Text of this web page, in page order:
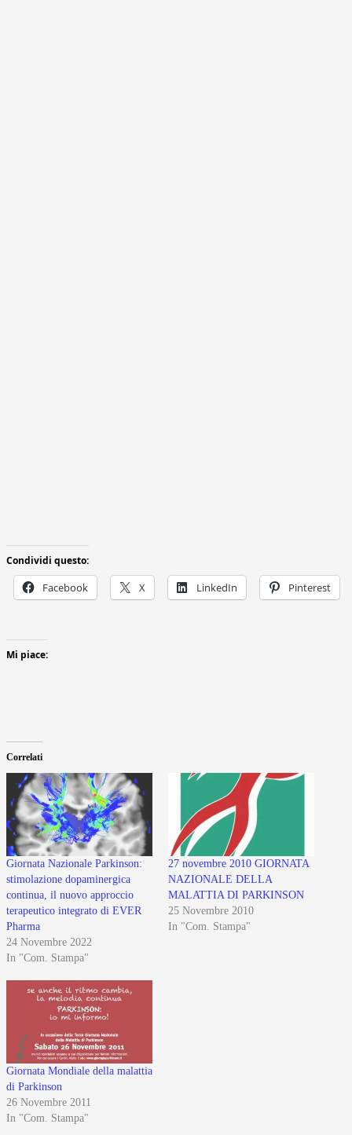
Condividi questo:
Facebook X LinkedIn Pinterest
Mi piace:
Correlati
Giornata Nazionale Parkinson:
stimolazione dopaminergica
continua, il nuovo approccio
terapeutico integrato di EVER
Pharma
24 Novembre 2022
In "Com. Stampa"
27 novembre 2010 GIORNATA
NAZIONALE DELLA
MALATTIA DI PARKINSON
25 Novembre 2010
In "Com. Stampa"
Giornata Mondiale della malattia
di Parkinson
26 Novembre 2011
In "Com. Stampa"